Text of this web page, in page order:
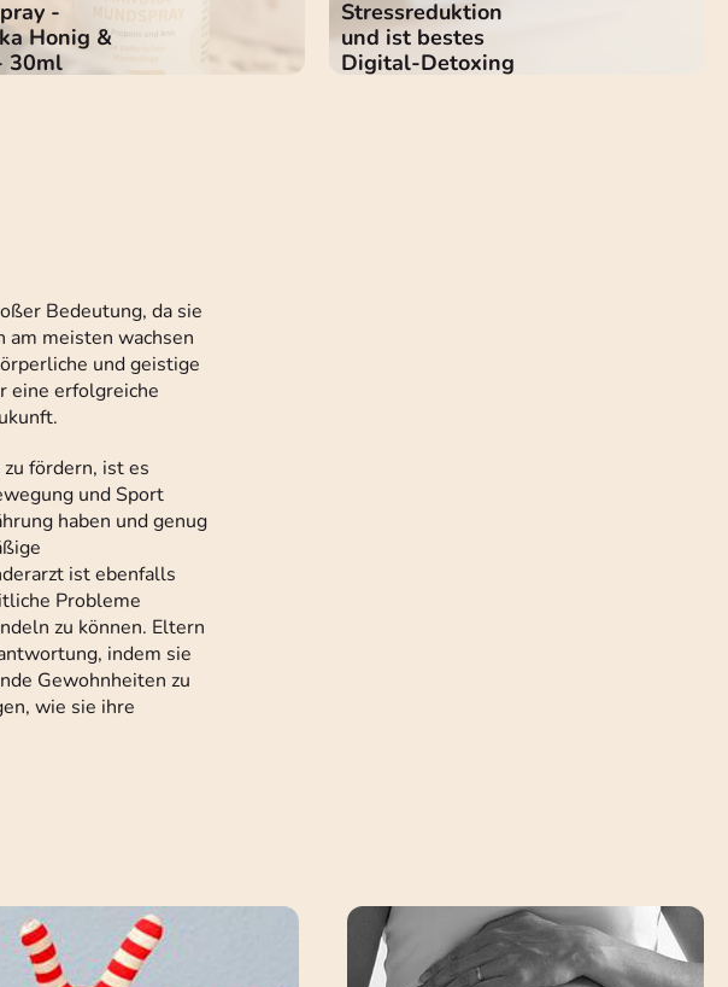
-
Honig &
30ml
Stressreduktion
und ist bestes
Digital-Detoxing
Bedeutung, da sie
am meisten wachsen
und geistige
eine erfolgreiche
fördern, ist es
und Sport
haben und genug
ist ebenfalls
Probleme
zu können. Eltern
indem sie
Gewohnheiten zu
wie sie ihre